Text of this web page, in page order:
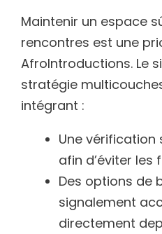
Maintenir un espace
rencontres est une
AfroIntroductions. Le
stratégie
intégrant :
Une
afin d’éviter les
Des options de
signalement
directement